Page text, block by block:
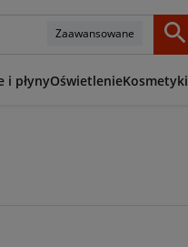
Zaawansowane
i płynyOświetlenieKosmetyki